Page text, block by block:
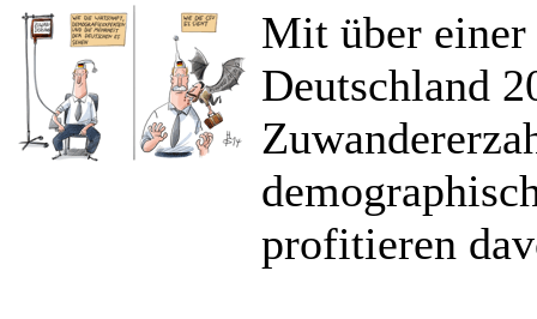
Mit über
Deutschland
profitieren